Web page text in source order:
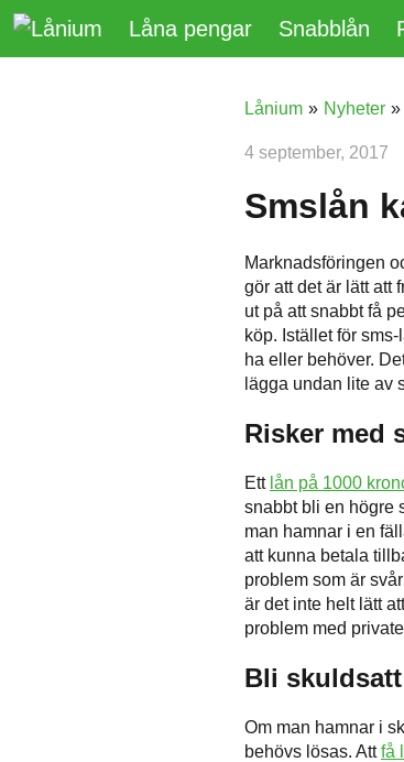
Låna pengar Snabblån
Lånium » Nyheter »
4 september, 2017
Smslån
Marknadsföringen
gör att det är lätt att
ut på att snabbt få
köp. Istället för
ha eller behöver.
lägga undan lite av
Risker med
Ett lån på 1000
snabbt bli en högre
man hamnar i en
att kunna betala
problem som är
är det inte helt lätt
problem med
Bli
Om man hamnar i
behövs lösas. Attfå